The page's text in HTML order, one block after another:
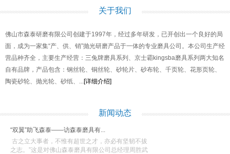
关于我们
佛山市森泰研磨有限公司创建于1997年，经过多年研发，已开创出一个良好的局
面，成为一家集“产、供、销”抛光研磨产品于一体的专业磨具公司。本公司生产经
营品种齐全，主要生产经营：三兔牌磨具系列、京士霸kingsba磨具系列两大知名
自有品牌，产品包含：钢丝轮、铜丝轮、砂轮片、砂布轮、千页轮、花形页轮、
陶瓷砂轮、抛光轮、砂纸、...[详细介绍]
新闻动态
“双翼”助飞森泰——访森泰磨具有...
古之立大事者，不惟有超世之才，亦必有坚韧不拔
之志。”这是对佛山森泰磨具有限公司总经理周胜武